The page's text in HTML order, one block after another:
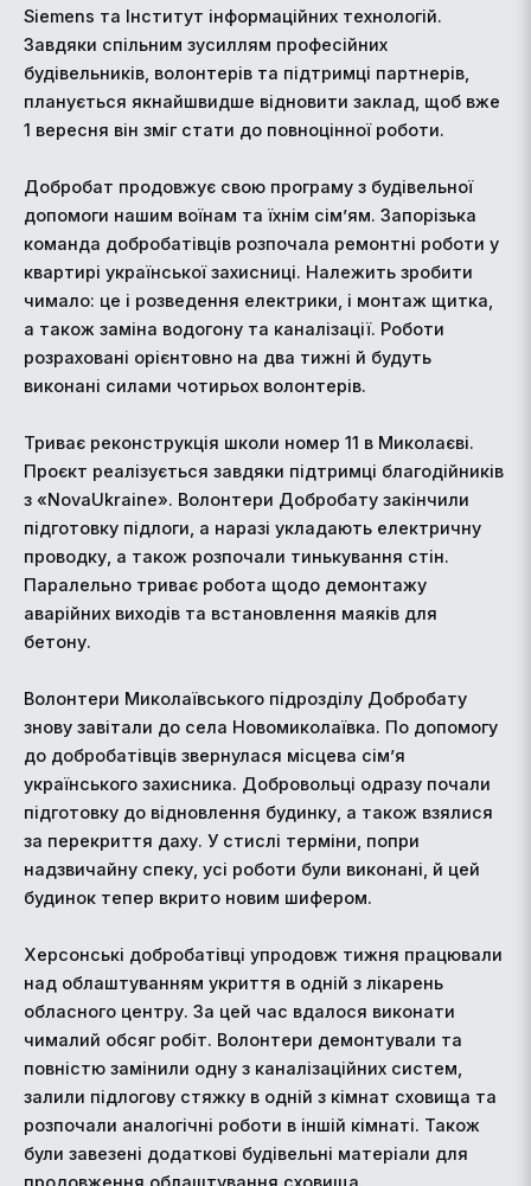
Siemens та Інститут інформаційних технологій.
Завдяки спільним зусиллям професійних
будівельників, волонтерів та підтримці партнерів,
планується якнайшвидше відновити заклад, щоб вже
1 вересня він зміг стати до повноцінної роботи.
Добробат продовжує свою програму з будівельної
допомоги нашим воїнам та їхнім сім’ям. Запорізька
команда добробатівців розпочала ремонтні роботи у
квартирі української захисниці. Належить зробити
чимало: це і розведення електрики, і монтаж щитка,
а також заміна водогону та каналізації. Роботи
розраховані орієнтовно на два тижні й будуть
виконані силами чотирьох волонтерів.
Триває реконструкція школи номер 11 в Миколаєві.
Проєкт реалізується завдяки підтримці благодійників
з «NovaUkraine». Волонтери Добробату закінчили
підготовку підлоги, а наразі укладають електричну
проводку, а також розпочали тинькування стін.
Паралельно триває робота щодо демонтажу
аварійних виходів та встановлення маяків для
бетону.
Волонтери Миколаївського підрозділу Добробату
знову завітали до села Новомиколаївка. По допомогу
до добробатівців звернулася місцева сім’я
українського захисника. Добровольці одразу почали
підготовку до відновлення будинку, а також взялися
за перекриття даху. У стислі терміни, попри
надзвичайну спеку, усі роботи були виконані, й цей
будинок тепер вкрито новим шифером.
Херсонські добробатівці упродовж тижня працювали
над облаштуванням укриття в одній з лікарень
обласного центру. За цей час вдалося виконати
чималий обсяг робіт. Волонтери демонтували та
повністю замінили одну з каналізаційних систем,
залили підлогову стяжку в одній з кімнат сховища та
розпочали аналогічні роботи в іншій кімнаті. Також
були завезені додаткові будівельні матеріали для